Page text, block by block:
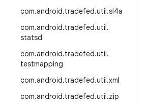
com.android.tradefed.util.sl4a
com.android.tradefed.util.
statsd
com.android.tradefed.util.
testmapping
com.android.tradefed.util.xml
com.android.tradefed.util.zip